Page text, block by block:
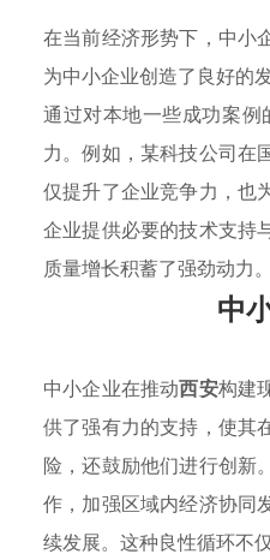
在当前经济形势下，中小
为中小企业创造了良好的发
通过对本地一些成功案
力。例如，某科技公司在
仅提升了企业竞争力，也
企业提供必要的技术支持
质量增长积蓄了强劲动力。
中
中小企业在推动西安构建
供了强有力的支持，使其
险，还鼓励他们进行创新
作，加强区域内经济协同
续发展。这种良性循环不